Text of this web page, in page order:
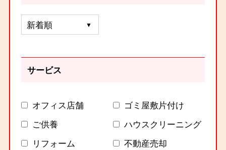
サービス
オフィス店舗
ゴミ屋敷片付け
ご供養
ハウスクリーニング
リフォーム
不動産売却